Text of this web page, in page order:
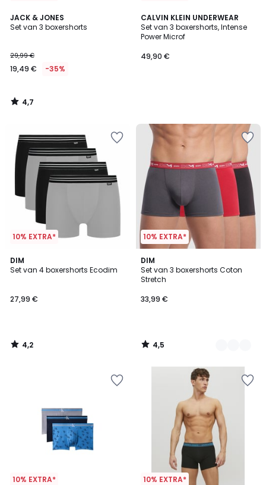
JACK & JONES
Set van 3 boxershorts
29,99 €
19,49 € -35%
4,7
/ 5
4,7
/
CALVIN KLEIN UNDERWEAR
Set van 3 boxershorts, Intense
Power Microf
49,90 €
10% EXTRA*
DIM
Set van 4 boxershorts Ecodim
27,99 €
4,2
/ 5
4,2
/
10% EXTRA*
DIM
Set van 3 boxershorts Coton
Stretch
33,99 €
4,5
/ 5
8
Kleuren
4,5
/
10% EXTRA* 10% EXTRA*